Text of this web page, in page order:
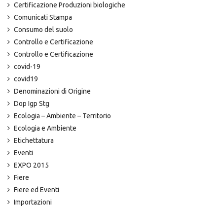
Certificazione Produzioni biologiche
Comunicati Stampa
Consumo del suolo
Controllo e Certificazione
Controllo e Certificazione
covid-19
covid19
Denominazioni di Origine
Dop Igp Stg
Ecologia – Ambiente – Territorio
Ecologia e Ambiente
Etichettatura
Eventi
EXPO 2015
Fiere
Fiere ed Eventi
Importazioni